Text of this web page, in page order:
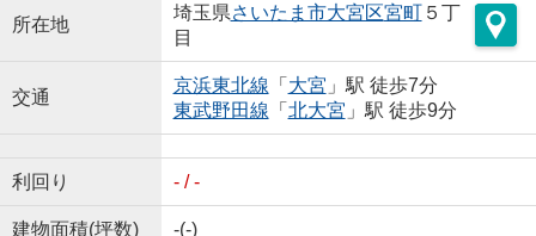
所在地
埼玉県さいたま市大宮区宮町５丁
目
交通
京浜東北線 「 大宮 」駅 徒歩7分
東武野田線 「 北大宮 」駅 徒歩9分
利回り - / -
建物面積(坪数) -(-)